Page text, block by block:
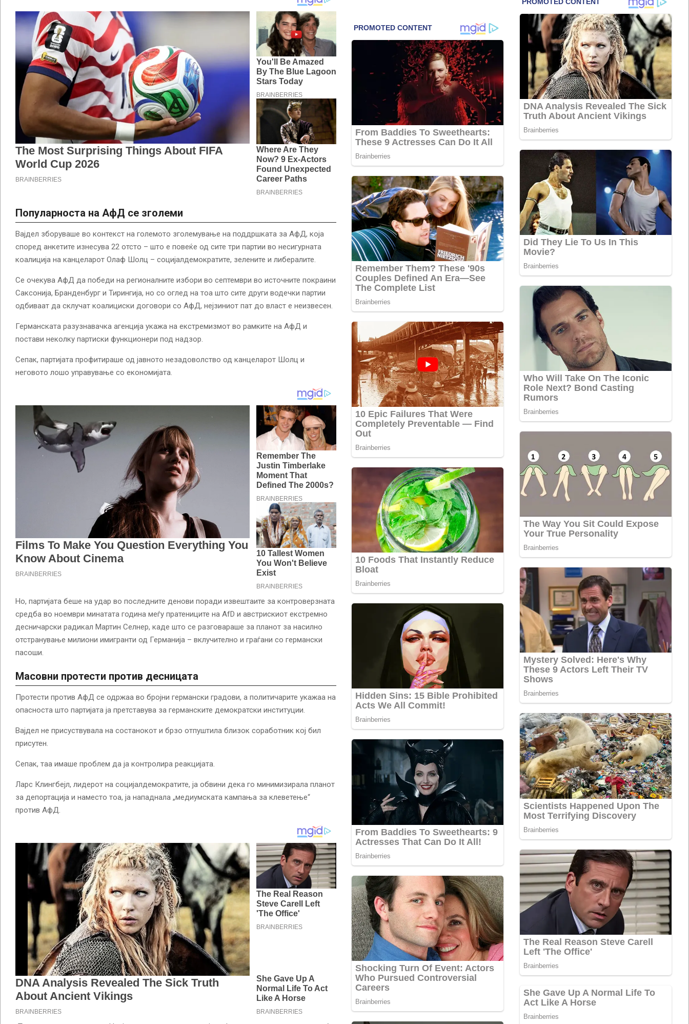
Популарноста на АфД се зголеми
Вајдел зборуваше во контекст на големото зголемување на поддршката за АфД, која
според анкетите изнесува 22 отсто – што е повеќе од сите три партии во несигурната
коалиција на канцеларот Олаф Шолц – социјалдемократите, зелените и либералите.
Се очекува АфД да победи на регионалните избори во септември во источните покраини
Саксонија, Бранденбург и Тирингија, но со оглед на тоа што сите други водечки партии
одбиваат да склучат коалициски договори со АфД, нејзиниот пат до власт е неизвесен.
Германската разузнавачка агенција укажа на екстремизмот во рамките на АфД и
постави неколку партиски функционери под надзор.
Сепак, партијата профитираше од јавното незадоволство од канцеларот Шолц и
неговото лошо управување со економијата.
Но, партијата беше на удар во последните денови поради извештаите за контроверзната
средба во ноември минатата година меѓу пратениците на AfD и австрискиот екстремно
десничарски радикал Мартин Селнер, каде што се разговараше за планот за насилно
отстранување милиони имигранти од Германија – вклучително и граѓани со германски
пасоши.
Масовни протести против десницата
Протести против АфД се одржаа во бројни германски градови, а политичарите укажаа на
опасноста што партијата ја претставува за германските демократски институции.
Вајдел не присуствувала на состанокот и брзо отпуштила близок соработник кој бил
присутен.
Сепак, таа имаше проблем да ја контролира реакцијата.
Ларс Клингбејл, лидерот на социјалдемократите, ја обвини дека го минимизирала планот
за депортација и наместо тоа, ја нападнала „медиумската кампања за клеветење“
против АфД.